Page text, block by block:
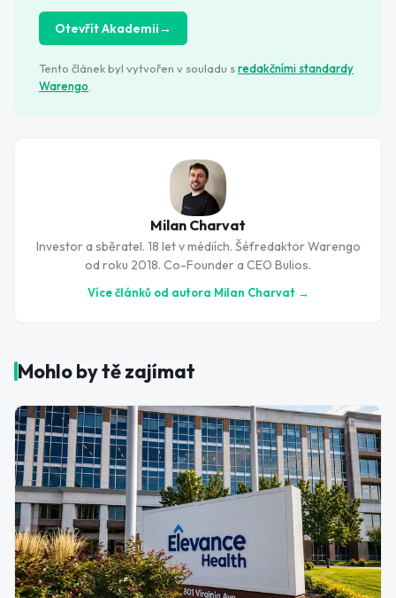
Otevřít Akademii→
Tento článek byl vytvořen v souladu sredakčními standardy
Warengo
Milan Charvat
Investor a sběratel. 18 let v médiích. Šéfredaktor Warengo
od roku 2018. Co-Founder a CEO Bulios.
Více článků od autora Milan Charvat →
Mohlo by tě zajímat